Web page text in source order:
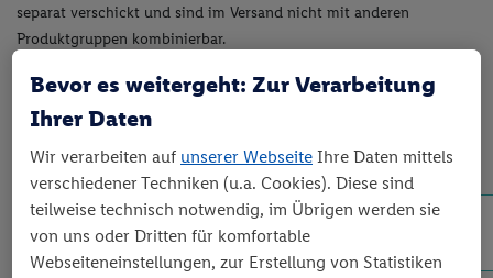
separat verschickt und sind im Versand nicht mit anderen
Produktgruppen kombinierbar.
Du möchtest deinen Bestellstatus abfragen?
Hier wird dir geholfen!
Zum Bestellstatus
Bevor es weitergeht: Zur Verarbeitung
Ihrer Daten
Wir verarbeiten auf unserer Webseite Ihre Daten mittels
verschiedener Techniken (u.a. Cookies). Diese sind
teilweise technisch notwendig, im Übrigen werden sie
von uns oder Dritten für komfortable
Webseiteneinstellungen, zur Erstellung von Statistiken